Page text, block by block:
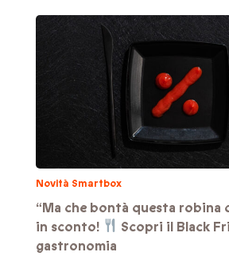
Novità Smartbox
“Ma che bontà questa robina
in sconto!
Scopri il Black
gastronomia